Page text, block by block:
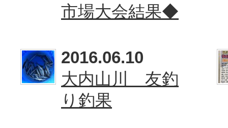
市場大会結果◆
2016.06.10
大内山川 友釣
り釣果